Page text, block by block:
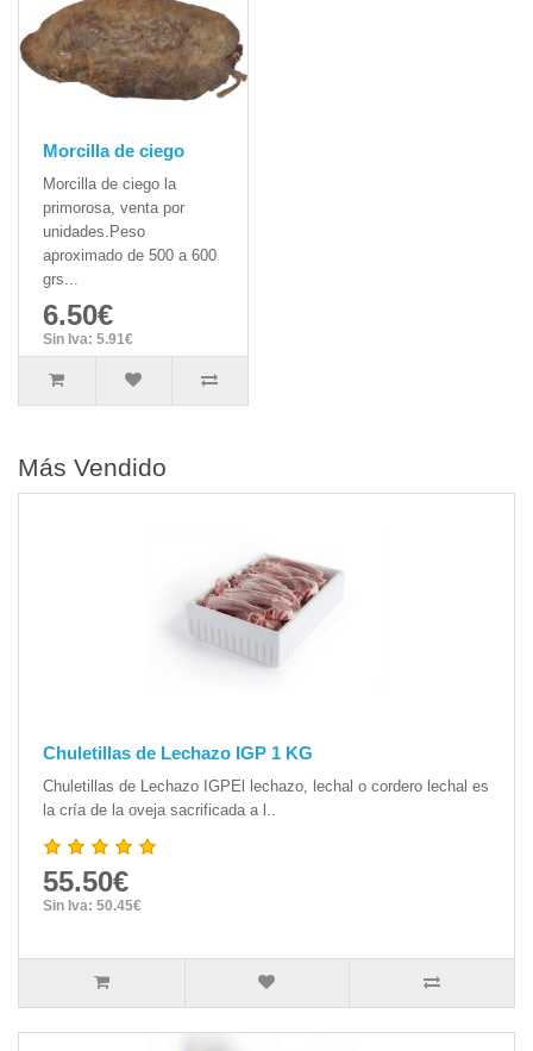
Morcilla de ciego
Morcilla de ciego la
primorosa, venta por
unidades.Peso
aproximado de 500 a 600
grs...
6.50€
Sin Iva: 5.91€
Más Vendido
Chuletillas de Lechazo IGP 1 KG
Chuletillas de Lechazo IGPEl lechazo, lechal o cordero lechal es
la cría de la oveja sacrificada a l..
55.50€
Sin Iva: 50.45€